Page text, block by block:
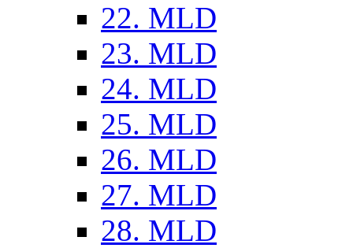
22. MLD
23. MLD
24. MLD
25. MLD
26. MLD
27. MLD
28. MLD